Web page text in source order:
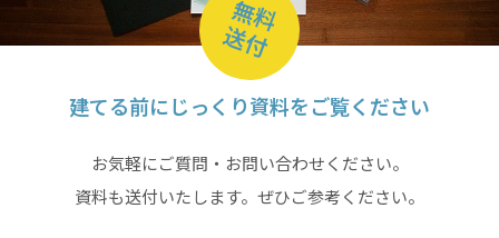
無料
送付
建てる前にじっくり資料をご覧ください
お気軽にご質問・お問い合わせください。
資料も送付いたします。ぜひご参考ください。